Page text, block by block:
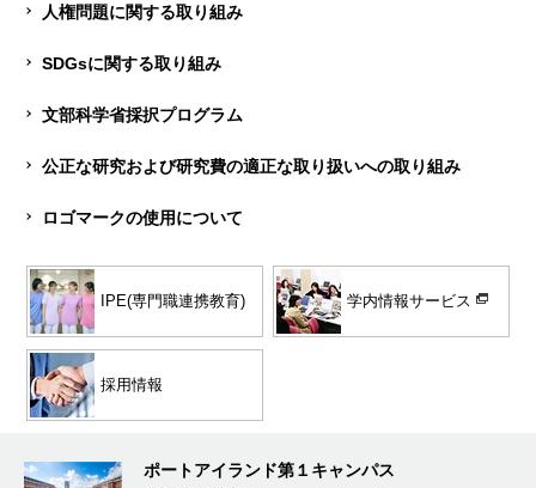
人権問題に関する取り組み
SDGsに関する取り組み
文部科学省採択プログラム
公正な研究および研究費の適正な取り扱いへの取り組み
ロゴマークの使用について
IPE(専門職連携教育) 学内情報サービス
採用情報
ポートアイランド第１キャンパス